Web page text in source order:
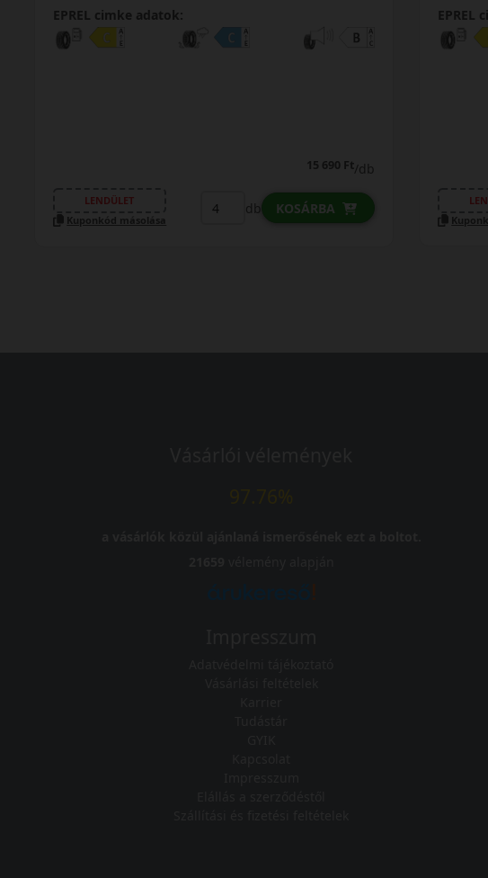
EPREL cimke adatok:
18 190 Ft/db
LENDÜLET
Kuponkód másolása
db KOSÁRBA
EPREL